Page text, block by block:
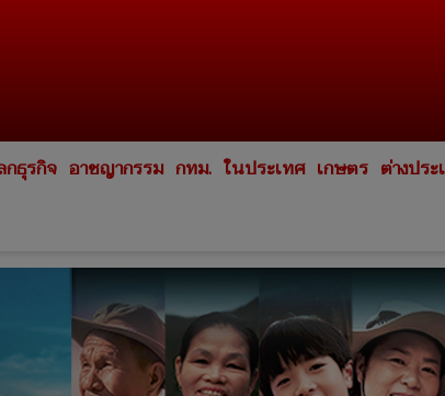
กธุรกิจ อาชญากรรม กทม. ในประเทศ เกษตร ต่างประ